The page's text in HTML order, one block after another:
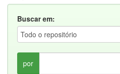
Buscar em:
por